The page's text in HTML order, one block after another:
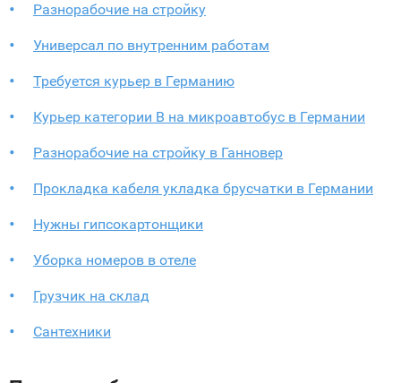
Разнорабочие на стройку
Универсал по внутренним работам
Требуется курьер в Германию
Курьер категории B на микроавтобус в Германии
Разнорабочие на стройку в Ганновер
Прокладка кабеля укладка брусчатки в Германии
Нужны гипсокартонщики
Уборка номеров в отеле
Грузчик на склад
Сантехники